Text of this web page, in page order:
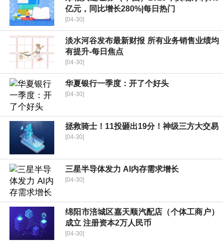
亿元，同比增长280%|每日热门
[04-30]
淡水河谷发布最新财报 所有业务销售业绩均
有提升-每日焦点
[04-30]
华夏银行一季度：开了个好头
[04-30]
拯救骑士！11投砸出19分！神级三方大交易
[04-30]
三星半导体发力 AI内存需求增长
[04-30]
绵阳市涪城区嘉天顺汽配店（个体工商户）
成立 注册资本2万人民币
[04-30]